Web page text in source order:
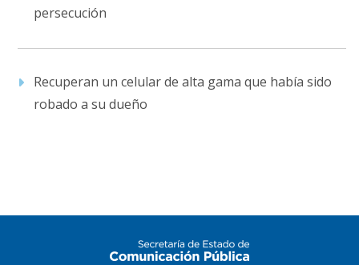
persecución
Recuperan un celular de alta gama que había sido
robado a su dueño